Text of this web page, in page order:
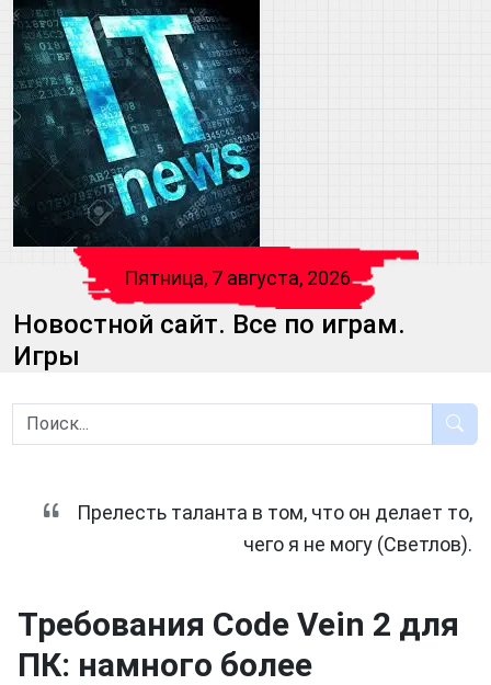
Пятница, 7 августа, 2026
Новостной сайт. Все по играм.
Игры
Прелесть таланта в том, что он делает то,
чего я не могу (Светлов).
Требования Code Vein 2 для
ПК: намного более